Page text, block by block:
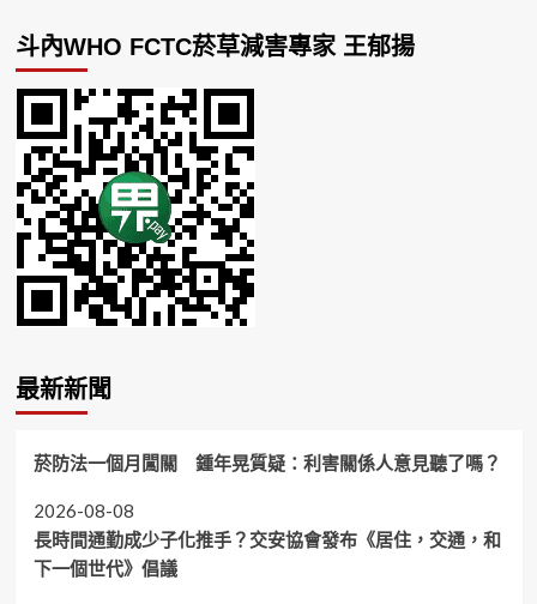
斗內WHO FCTC菸草減害專家 王郁揚
最新新聞
菸防法一個月闖關 鍾年晃質疑：利害關係人意見聽了嗎？
2026-08-08
長時間通勤成少子化推手？交安協會發布《居住，交通，和
下一個世代》倡議